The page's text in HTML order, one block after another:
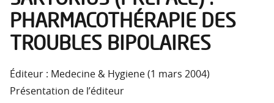
PHARMACOTHÉRAPIE DES
TROUBLES BIPOLAIRES
Éditeur : Medecine & Hygiene (1 mars 2004)
Présentation de l’éditeur